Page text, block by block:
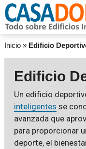
Inicio» Edificio
Edificio
Un edificio
inteligentes se
avanzada que
para proporcionar
deporte, el